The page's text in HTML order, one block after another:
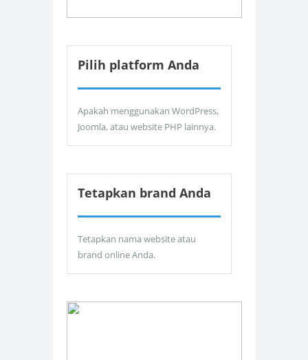
Pilih platform Anda
Apakah menggunakan WordPress,
Joomla, atau website PHP lainnya.
Tetapkan brand Anda
Tetapkan nama website atau
brand online Anda.